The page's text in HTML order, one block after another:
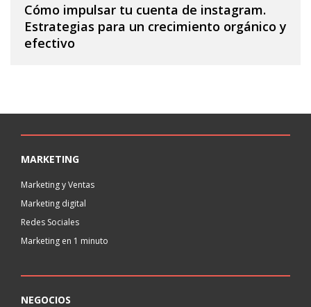
Cómo impulsar tu cuenta de instagram.
Estrategias para un crecimiento orgánico y
efectivo
MARKETING
Marketing y Ventas
Marketing digital
Redes Sociales
Marketing en 1 minuto
NEGOCIOS